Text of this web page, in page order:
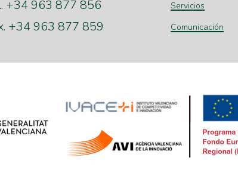
+34 963 877 856
+34 963 877 859
Servicios
Comunicación